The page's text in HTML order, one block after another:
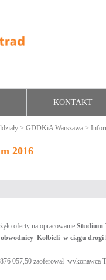
KONTAKT
> GDDKiA Warszawa >
2016
oferty na opracowanie Studium
Kołbieli w ciągu
057,50 zaoferował